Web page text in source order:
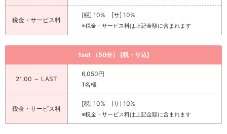
税金・サービス料
[税] 10% [サ] 10%
※税金・サービス料は上記金額に含まれます
1set （50分） [税・サ込]
21:00 ～ LAST
6,050円
1名様
税金・サービス料
[税] 10% [サ] 10%
※税金・サービス料は上記金額に含まれます